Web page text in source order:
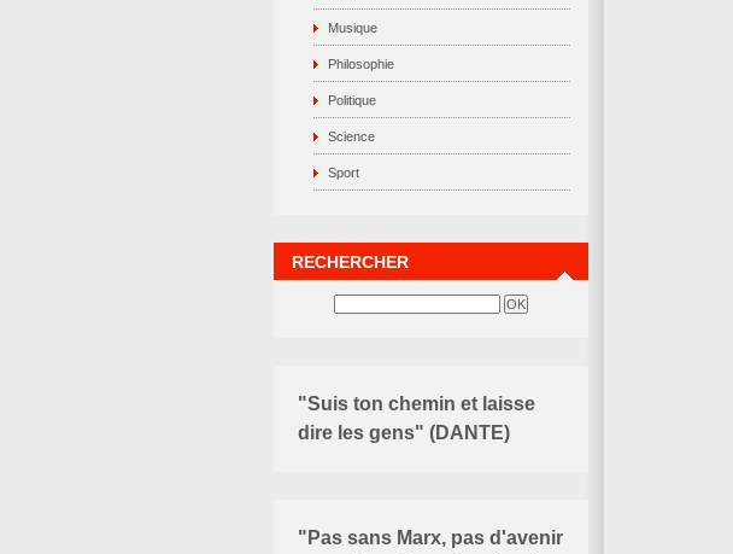
Musique
Philosophie
Politique
Science
Sport
RECHERCHER
"Suis ton chemin et laisse
dire les gens" (DANTE)
"Pas sans Marx, pas d'avenir